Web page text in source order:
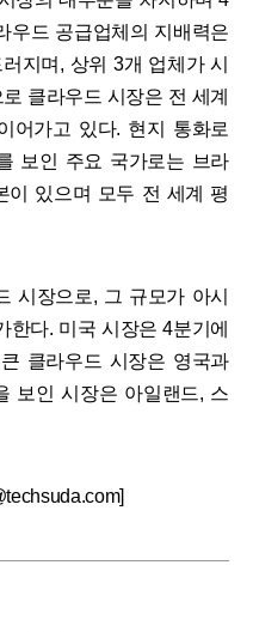
우드 공급업체의 지배력은
지며, 상위 3개 업체가 시
클라우드 시장은 전 세계
어가고 있다. 현지 통화로
보인 주요 국가로는 브라
이 있으며 모두 전 세계 평
시장으로, 그 규모가 아시
한다. 미국 시장은 4분기에
클라우드 시장은 영국과
보인 시장은 아일랜드, 스